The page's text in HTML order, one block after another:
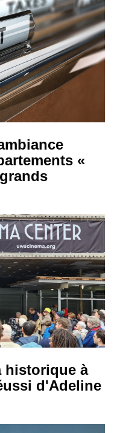
«⁠⁠⁠
historique à
d'Adeline